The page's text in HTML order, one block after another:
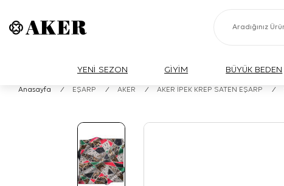
YENİ SEZON GİYİM BÜYÜK BEDEN
Anasayfa / EŞARP / AKER / AKER İPEK KREP SATEN EŞARP /